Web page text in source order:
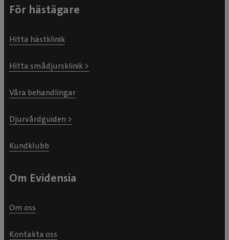
För hästägare
Hitta hästklinik
Hitta smådjursklinik >
Våra behandlingar
Djurvårdguiden >
Kundklubb
Om Evidensia
Om oss
Kontakta oss